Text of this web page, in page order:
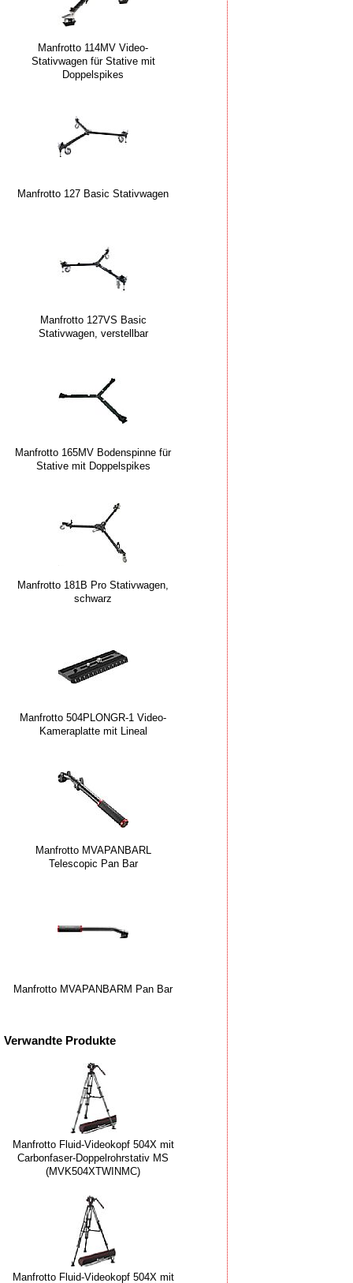
Manfrotto 114MV Video-
Stativwagen für Stative mit
Doppelspikes
Manfrotto 127 Basic Stativwagen
Manfrotto 127VS Basic
Stativwagen, verstellbar
Manfrotto 165MV Bodenspinne für
Stative mit Doppelspikes
Manfrotto 181B Pro Stativwagen,
schwarz
Manfrotto 504PLONGR-1 Video-
Kameraplatte mit Lineal
Manfrotto MVAPANBARL
Telescopic Pan Bar
Manfrotto MVAPANBARM Pan Bar
Verwandte Produkte
Manfrotto Fluid-Videokopf 504X mit
Carbonfaser-Doppelrohrstativ MS
(MVK504XTWINMC)
Manfrotto Fluid-Videokopf 504X mit